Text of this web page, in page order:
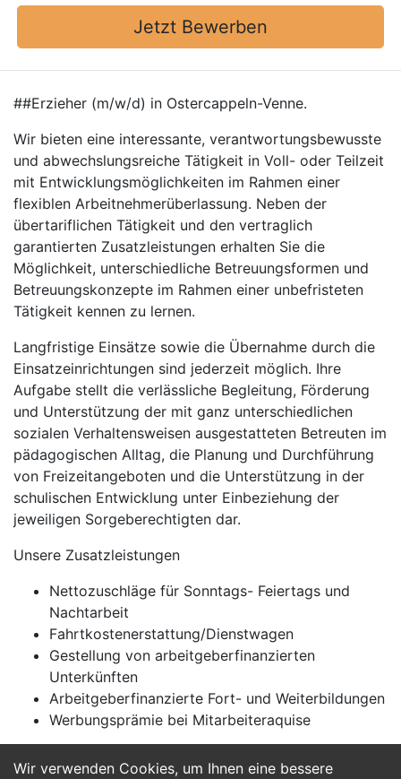
Wir verwenden Cookies, um Ihnen eine bessere
Jetzt Bewerben
##Erzieher (m/w/d) in Ostercappeln-Venne.
Wir bieten eine interessante, verantwortungsbewusste
und abwechslungsreiche Tätigkeit in Voll- oder Teilzeit
mit Entwicklungsmöglichkeiten im Rahmen einer
flexiblen Arbeitnehmerüberlassung. Neben der
übertariflichen Tätigkeit und den vertraglich
garantierten Zusatzleistungen erhalten Sie die
Möglichkeit, unterschiedliche Betreuungsformen und
Betreuungskonzepte im Rahmen einer unbefristeten
Tätigkeit kennen zu lernen.
Langfristige Einsätze sowie die Übernahme durch die
Einsatzeinrichtungen sind jederzeit möglich. Ihre
Aufgabe stellt die verlässliche Begleitung, Förderung
und Unterstützung der mit ganz unterschiedlichen
sozialen Verhaltensweisen ausgestatteten Betreuten im
pädagogischen Alltag, die Planung und Durchführung
von Freizeitangeboten und die Unterstützung in der
schulischen Entwicklung unter Einbeziehung der
jeweiligen Sorgeberechtigten dar.
Unsere Zusatzleistungen
Nettozuschläge für Sonntags- Feiertags und
Nachtarbeit
Fahrtkostenerstattung/Dienstwagen
Gestellung von arbeitgeberfinanzierten
Unterkünften
Arbeitgeberfinanzierte Fort- und Weiterbildungen
Werbungsprämie bei Mitarbeiteraquise